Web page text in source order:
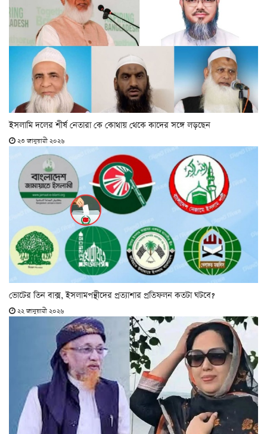
ইসলামি দলের শীর্ষ নেতারা কে কোথায় থেকে কাদের সঙ্গে লড়ছেন
২৩ জানুয়ারী ২০২৬
ভোটের তিন বাক্স, ইসলামপন্থীদের প্রত্যাশার প্রতিফলন কতটা ঘটবে?
২২ জানুয়ারী ২০২৬